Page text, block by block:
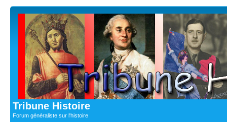
Tribune Histoire
Forum généraliste sur l'histoire